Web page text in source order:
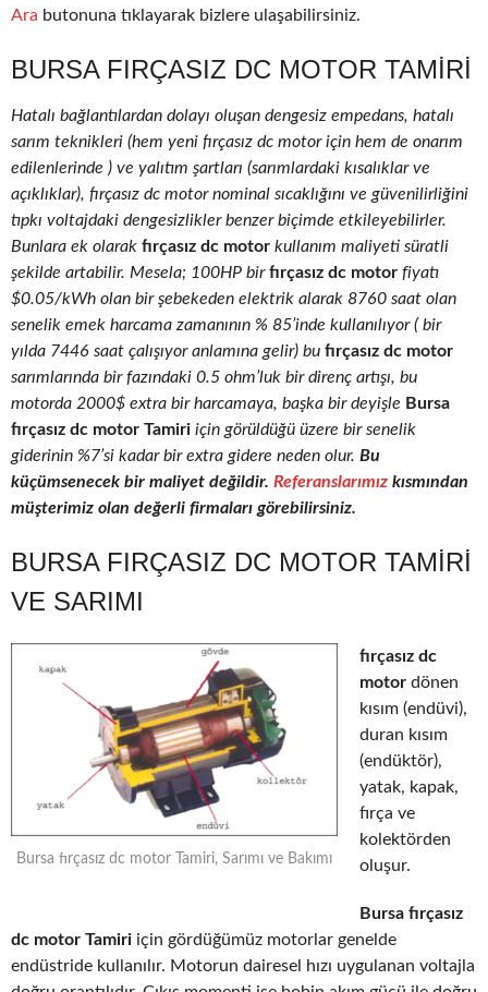
Ara butonuna tıklayarak bizlere ulaşabilirsiniz.
BURSA FIRÇASIZ DC MOTOR TAMIRI
Hatalı bağlantılardan dolayı oluşan dengesiz empedans, hatalı
sarım teknikleri (hem yeni fırçasız dc motor için hem de onarım
edilenlerinde ) ve yalıtım şartları (sarımlardaki kısalıklar ve
açıklıklar), fırçasız dc motor nominal sıcaklığını ve güvenilirliğini
tıpkı voltajdaki dengesizlikler benzer biçimde etkileyebilirler.
Bunlara ek olarak fırçasız dc motor kullanım maliyeti süratli
şekilde artabilir. Mesela; 100HP birfırçasız dc motor fiyatı
$0.05/kWh olan bir şebekeden elektrik alarak 8760 saat olan
senelik emek harcama zamanının % 85’inde kullanılıyor ( bir
yılda 7446 saat çalışıyor anlamına gelir) bu fırçasız dc motor
sarımlarında bir fazındaki 0.5 ohm’luk bir direnç artışı, bu
motorda 2000$ extra bir harcamaya, başka bir deyişle Bursa
fırçasız dc motor Tamiri için görüldüğü üzere bir senelik
giderinin %7’si kadar bir extra gidere neden olur. Bu
küçümsenecek bir maliyet değildir. Referanslarımız kısmından
müşterimiz olan değerli firmaları görebilirsiniz.
BURSA FIRÇASIZ DC MOTOR TAMIRI
VE SARIMI
Bursa fırçasız dc motor Tamiri, Sarımı ve Bakımı
fırçasız dc
motor dönen
kısım (endüvi),
duran kısım
(endüktör),
yatak, kapak,
fırça ve
kolektörden
oluşur.
Bursa fırçasız
dc motor Tamiri için gördüğümüz motorlar genelde
endüstride kullanılır. Motorun dairesel hızı uygulanan voltajla